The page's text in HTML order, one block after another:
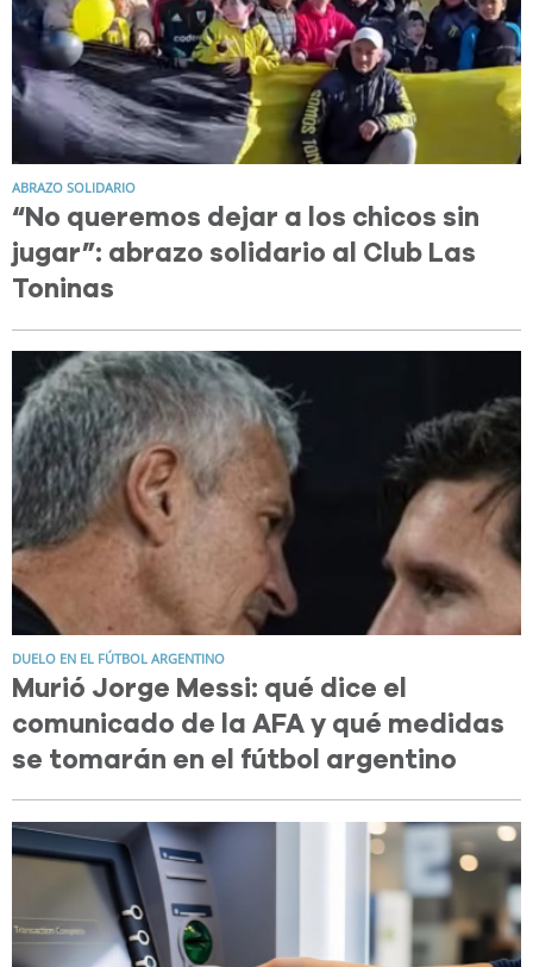
ABRAZO SOLIDARIO
“No queremos dejar a los chicos sin
jugar”: abrazo solidario al Club Las
Toninas
DUELO EN EL FÚTBOL ARGENTINO
Murió Jorge Messi: qué dice el
comunicado de la AFA y qué medidas
se tomarán en el fútbol argentino